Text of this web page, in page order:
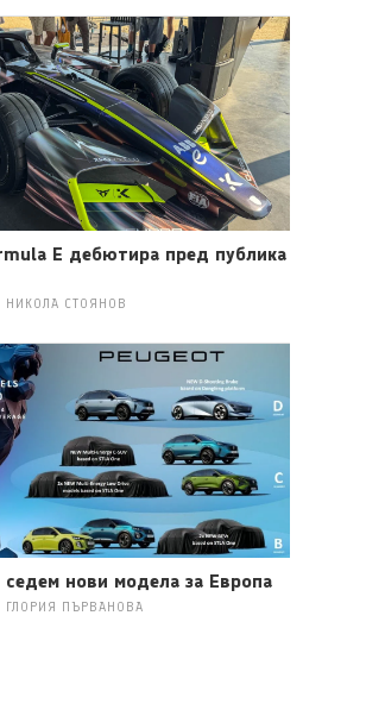
E дебютира пред публика
НИКОЛА СТОЯНОВ
нови модела за Европа
ГЛОРИЯ ПЪРВАНОВА